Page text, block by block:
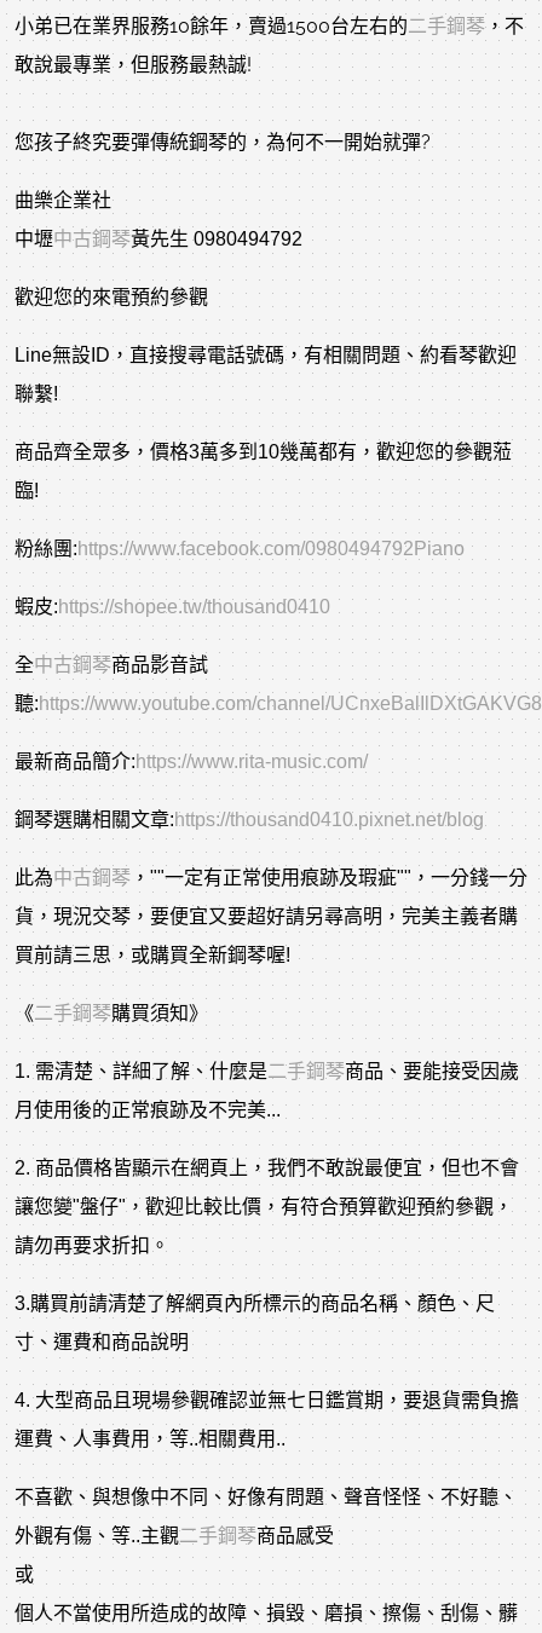
小弟已在業界服務10餘年，賣過1500台左右的二手鋼琴，不
敢說最專業，但服務最熱誠!
您孩子終究要彈傳統鋼琴的，為何不一開始就彈?
曲樂企業社
中壢中古鋼琴黃先生 0980494792
歡迎您的來電預約參觀
Line無設ID，直接搜尋電話號碼，有相關問題、約看琴歡迎
聯繫!
商品齊全眾多，價格3萬多到10幾萬都有，歡迎您的參觀蒞
臨!
粉絲團:https://www.facebook.com/0980494792Piano
蝦皮:https://shopee.tw/thousand0410
全中古鋼琴商品影音試
聽:https://www.youtube.com/channel/
最新商品簡介:https://www.rita-music.com/
鋼琴選購相關文章:https://thousand0410.pixnet.net/blog
此為中古鋼琴 ，""一定有正常使用痕跡及瑕疵""，一分錢一分
貨，現況交琴，要便宜又要超好請另尋高明，完美主義者購
買前請三思，或購買全新鋼琴喔!
《二手鋼琴購買須知》
1. 需清楚、詳細了解、什麼是二手鋼琴商品、要能接受因歲
月使用後的正常痕跡及不完美...
2. 商品價格皆顯示在網頁上，我們不敢說最便宜，但也不會
讓您變"盤仔"，歡迎比較比價，有符合預算歡迎預約參觀，
請勿再要求折扣。
3.購買前請清楚了解網頁內所標示的商品名稱、顏色、尺
寸、運費和商品說明
4. 大型商品且現場參觀確認並無七日鑑賞期，要退貨需負擔
運費、人事費用，等..相關費用..
不喜歡、與想像中不同、好像有問題、聲音怪怪、不好聽、
外觀有傷、等..主觀二手鋼琴商品感受
或
個人不當使用所造成的故障、損毀、磨損、擦傷、刮傷、髒